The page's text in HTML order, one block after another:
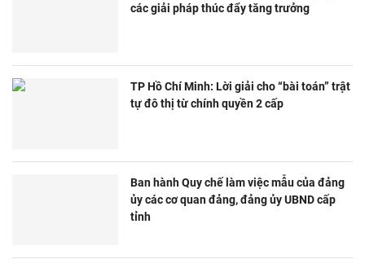
các giải pháp thúc đẩy tăng trưởng
TP Hồ Chí Minh: Lời giải cho “bài toán” trật
tự đô thị từ chính quyền 2 cấp
Ban hành Quy chế làm việc mẫu của đảng
ủy các cơ quan đảng, đảng ủy UBND cấp
tỉnh